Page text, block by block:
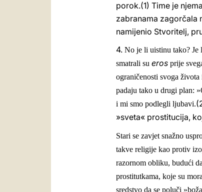
porok.(1) Time je
zabranama zagorčala
namijenio Stvoritelj,
4. No je li uistinu tako? Je
smatrali su eros prije
ograničenosti svoga
padaju tako u drugi plan:
i mi smo podlegli ljubavi.
»sveta« prostitucija,
Stari se zavjet snažno
takve religije kao protiv
razornom obliku, budući
prostitutkama, koje su
sredstvo da se poluči